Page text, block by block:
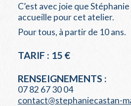
C’est avec joie que
accueille pour cet atelier.
Pour tous, à partir de 10 ans.
TARIF : 15 €
RENSEIGNEMENTS :
07 82 67 30 04
contact@stephaniecastan-